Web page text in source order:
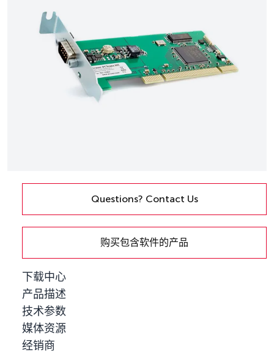
Questions? Contact Us
购买包含软件的产品
下载中心
产品描述
技术参数
媒体资源
经销商